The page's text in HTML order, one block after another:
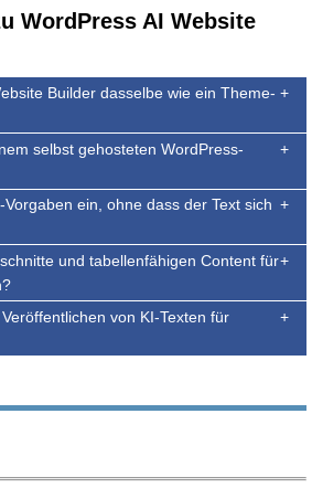
WordPress AI Website
Builder dasselbe wie ein Theme-
selbst gehosteten WordPress-
ein, ohne dass der Text sich
und tabellenfähigen Content für
von KI-Texten für